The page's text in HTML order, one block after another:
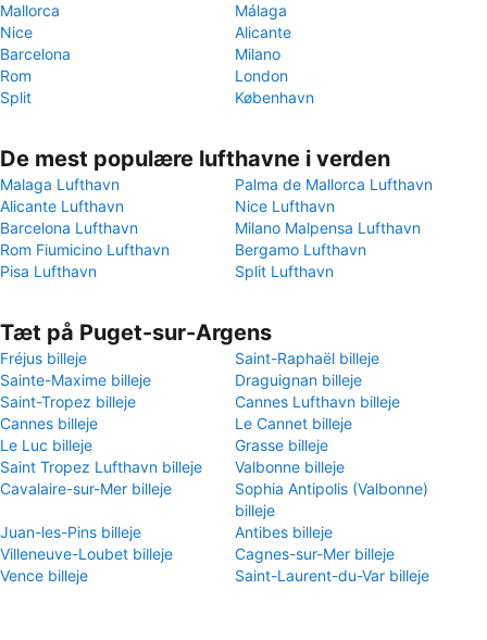
Mallorca
Málaga
Nice
Alicante
Barcelona
Milano
Rom
London
Split
København
De mest populære lufthavne i verden
Malaga Lufthavn
Palma de Mallorca Lufthavn
Alicante Lufthavn
Nice Lufthavn
Barcelona Lufthavn
Milano Malpensa Lufthavn
Rom Fiumicino Lufthavn
Bergamo Lufthavn
Pisa Lufthavn
Split Lufthavn
Tæt på Puget-sur-Argens
Fréjus billeje
Saint-Raphaël billeje
Sainte-Maxime billeje
Draguignan billeje
Saint-Tropez billeje
Cannes Lufthavn billeje
Cannes billeje
Le Cannet billeje
Le Luc billeje
Grasse billeje
Saint Tropez Lufthavn billeje
Valbonne billeje
Cavalaire-sur-Mer billeje
Sophia Antipolis (Valbonne)
billeje
Juan-les-Pins billeje
Antibes billeje
Villeneuve-Loubet billeje
Cagnes-sur-Mer billeje
Vence billeje
Saint-Laurent-du-Var billeje